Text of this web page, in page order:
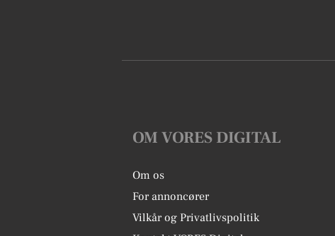
OM VORES DIGITAL
Om os
For annoncører
Vilkår og Privatlivspolitik